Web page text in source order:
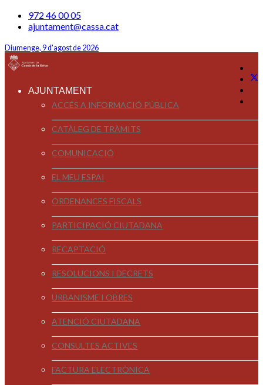
972 46 00 05
ajuntament@cassa.cat
Diumenge, 9 d'agost de 2026
AJUNTAMENT
ACCÉS A INFORMACIÓ PÚBLICA
CATÀLEG DE TRÀMITS
COMUNICACIÓ
EL MEU ESPAI
ORDENANCES FISCALS
PARTICIPACIÓ CIUTADANA
RECAPTACIÓ
RESOLUCIONS I DECRETS
URBANISME I OBRES
ATENCIÓ CIUTADANA
CONSULTES ACTIVES
FACTURA ELECTRÒNICA